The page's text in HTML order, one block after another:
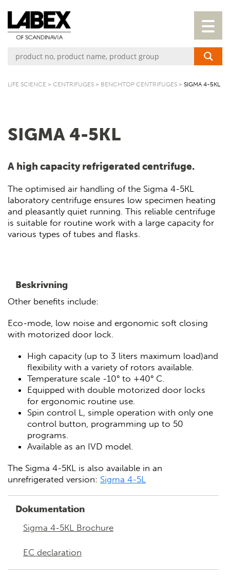
LIFE SCIENCE > CENTRIFUGES > BENCHTOP CENTRIFUGES > SIGMA 4-5KL
SIGMA 4-5KL
A high capacity refrigerated centrifuge.
The optimised air handling of the Sigma 4-5KL
laboratory centrifuge ensures low specimen heating
and pleasantly quiet running. This reliable centrifuge
is suitable for routine work with a large capacity for
various types of tubes and flasks.
Beskrivning
Other benefits include:
Eco-mode, low noise and ergonomic soft closing
with motorized door lock.
High capacity (up to 3 liters maximum load)and
flexibility with a variety of rotors available.
Temperature scale -10° to +40° C.
Equipped with double motorized door locks
for ergonomic routine use.
Spin control L, simple operation with only one
control button, programming up to 50
programs.
Available as an IVD model.
The Sigma 4-5KL is also available in an
unrefrigerated version: Sigma 4-5L
Dokumentation
Sigma 4-5KL Brochure
EC declaration